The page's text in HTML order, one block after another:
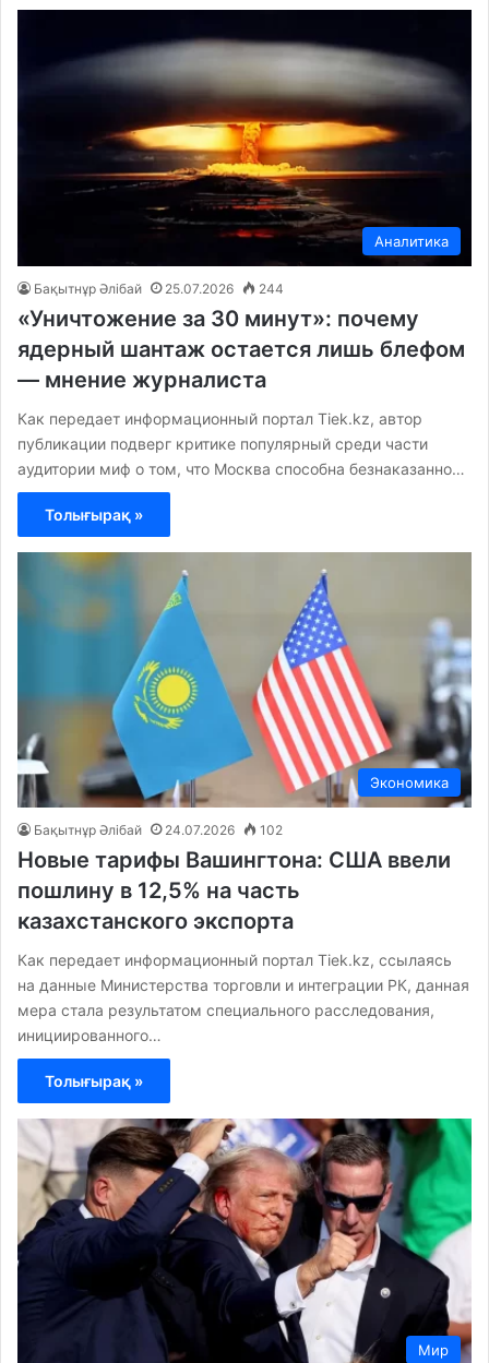
Аналитика
Бақытнұр Әлібай 25.07.2026 244
«Уничтожение за 30 минут»: почему
ядерный шантаж остается лишь блефом
— мнение журналиста
Как передает информационный портал Tiek.kz, автор
публикации подверг критике популярный среди части
аудитории миф о том, что Москва способна безнаказанно…
Толығырақ »
Экономика
Бақытнұр Әлібай 24.07.2026 102
Новые тарифы Вашингтона: США ввели
пошлину в 12,5% на часть
казахстанского экспорта
Как передает информационный портал Tiek.kz, ссылаясь
на данные Министерства торговли и интеграции РК, данная
мера стала результатом специального расследования,
инициированного…
Толығырақ »
Мир